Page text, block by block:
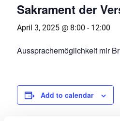
Sakrament der
April 3, 2025 @ 8:00 - 12:00
Aussprachemöglichkeit mir
Add to calendar